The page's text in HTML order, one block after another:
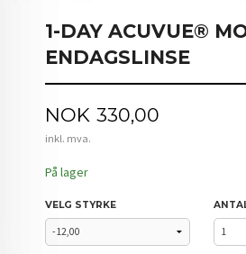
1-DAY ACUVUE®
ENDAGSLINSE
Pris
NOK 330,00
inkl. mva.
På lager
VELG STYRKE